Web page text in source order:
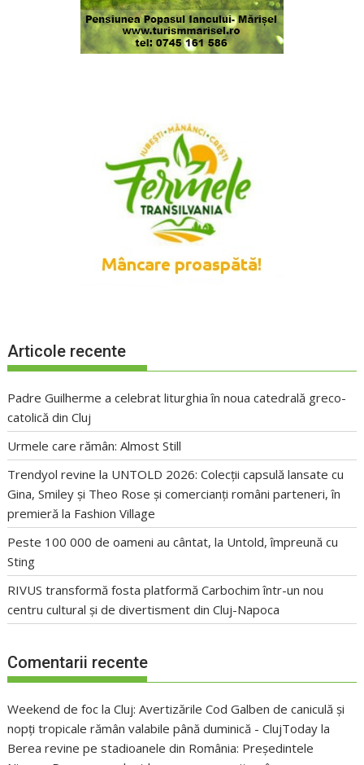
Articole recente
Padre Guilherme a celebrat liturghia în noua catedrală greco-
catolică din Cluj
Urmele care rămân: Almost Still
Trendyol revine la UNTOLD 2026: Colecții capsulă lansate cu
Gina, Smiley și Theo Rose și comercianți români parteneri, în
premieră la Fashion Village
Peste 100 000 de oameni au cântat, la Untold, împreună cu
Sting
RIVUS transformă fosta platformă Carbochim într-un nou
centru cultural și de divertisment din Cluj-Napoca
Comentarii recente
Weekend de foc la Cluj: Avertizările Cod Galben de caniculă și
nopți tropicale rămân valabile până duminică - ClujToday la
Berea revine pe stadioanele din România: Președintele